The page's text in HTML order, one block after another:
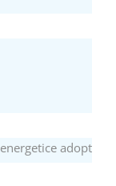
adoptate